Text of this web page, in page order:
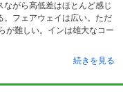
がら高低差はほとんど感じ
。フェアウェイは広い。ただ
が難しい。インは雄大なコー
続きを見る